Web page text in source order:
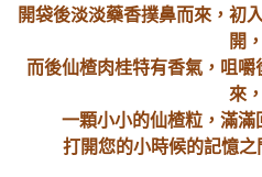
開袋後淡淡藥香撲鼻而來，初
開，
而後仙楂肉桂特有香氣，咀
來，
一顆小小的仙楂粒，滿滿
打開您的小時候的記憶